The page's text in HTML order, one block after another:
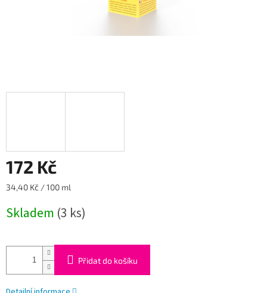
172 Kč
Měrná
34,40 Kč / 100 ml
Skladem (3 ks)
Přidat do košíku